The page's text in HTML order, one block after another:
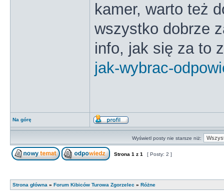
kamer, warto też
wszystko dobrze
info, jak się za to
jak-wybrac-
Na górę
Wyświetl posty nie starsze niż:
Strona 1 z 1 [ Posty: 2 ]
Strona główna » Forum Kibiców Turowa Zgorzelec » Różne